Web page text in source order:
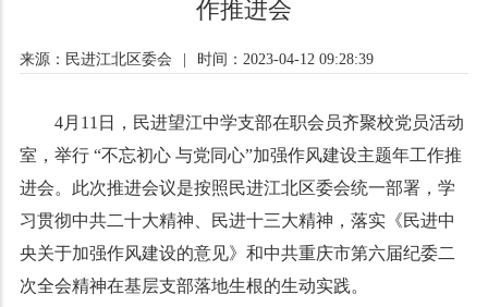
作推进会
来源：民进江北区委会 时间：2023-04-12 09:28:39
4月11日，民进望江中学支部在职会员齐聚校党员活动
室，举行 “不忘初心 与党同心”加强作风建设主题年工作推
进会。此次推进会议是按照民进江北区委会统一部署，学
习贯彻中共二十大精神、民进十三大精神，落实《民进中
央关于加强作风建设的意见》和中共重庆市第六届纪委二
次全会精神在基层支部落地生根的生动实践。